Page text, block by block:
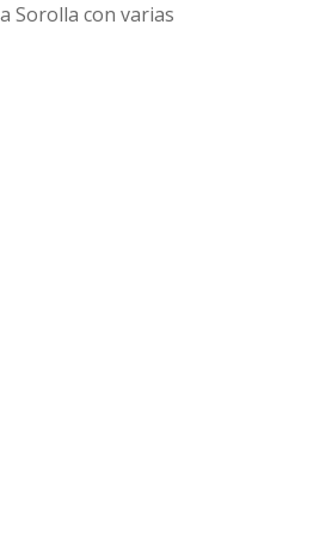
Sorolla con varias